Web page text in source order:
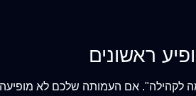
ראשונים
לקהילה". אם העמותה שלכם לא